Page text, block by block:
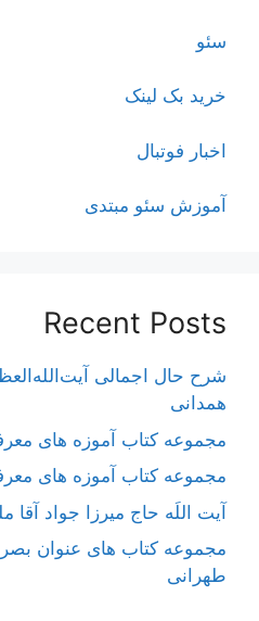
سئو
خرید بک لینک
اخبار فوتبال
آموزش سئو مبتدی
Recent Posts
شرح حال اجمالی
همدانی
مجموعه کتاب آموزه های
مجموعه کتاب آموزه های
آیت اللَه حاج میرزا جواد آقا
مجموعه کتاب های عنوان
طهرانی